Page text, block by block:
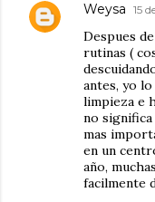
Weysa 15
Despues
rutinas (
antes, yo
limpieza e
no
mas
en un
año,
facilmente